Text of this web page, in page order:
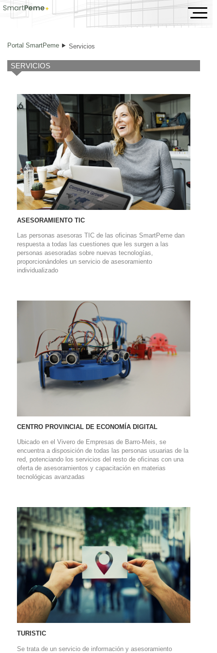
Servicios
Portal SmartPeme Servicios
SERVICIOS
ASESORAMIENTO TIC
Las personas asesoras TIC de las oficinas SmartPeme dan
respuesta a todas las cuestiones que les surgen a las
personas asesoradas sobre nuevas tecnologías,
proporcionándoles un servicio de asesoramiento
individualizado
CENTRO PROVINCIAL DE ECONOMÍA DIGITAL
Ubicado en el Vivero de Empresas de Barro-Meis, se
encuentra a disposición de todas las personas usuarias de la
red, potenciando los servicios del resto de oficinas con una
oferta de asesoramientos y capacitación en materias
tecnológicas avanzadas
TURISTIC
Se trata de un servicio de información y asesoramiento